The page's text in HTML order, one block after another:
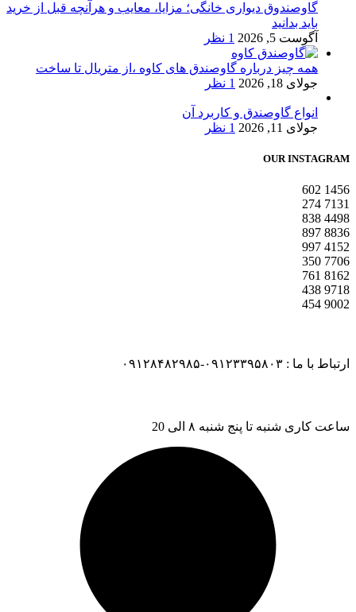
گاوصندوق دیواری خانگی؛ مزایا، معایب و هرآنچه قبل از خرید
باید بدانید
آگوست 5, 2026
1 نظر
همه چیز درباره گاوصندق های کاوه ،از متریال تا ساخت
جولای 18, 2026
1 نظر
انواع گاوصندق و کاربرد آن
جولای 11, 2026
1 نظر
OUR INSTAGRAM
1456
602
7131
274
4498
838
8836
897
4152
997
7706
350
8162
761
9718
438
9002
454
ارتباط با ما : ۰۹۱۲۳۳۹۵۸۰۳-۰۹۱۲۸۴۸۲۹۸۵
ساعت کاری شنبه تا پنج شنبه ۸ الی 20